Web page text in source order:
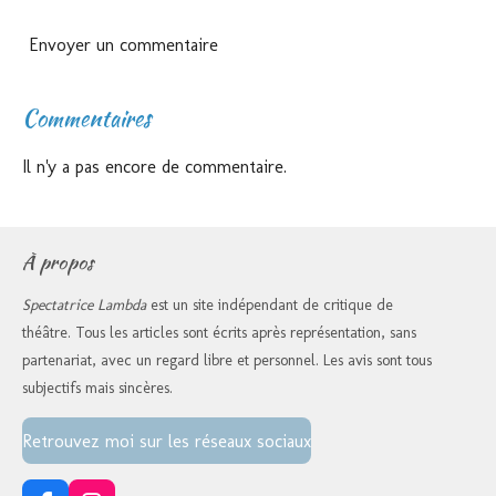
Envoyer un commentaire
Commentaires
Il n'y a pas encore de commentaire.
À propos
Spectatrice Lambdaest un site indépendant de critique de
théâtre. Tous les articles sont écrits après représentation, sans
partenariat, avec un regard libre et personnel. Les avis sont tous
subjectifs mais sincères.
Retrouvez moi sur les réseaux sociaux